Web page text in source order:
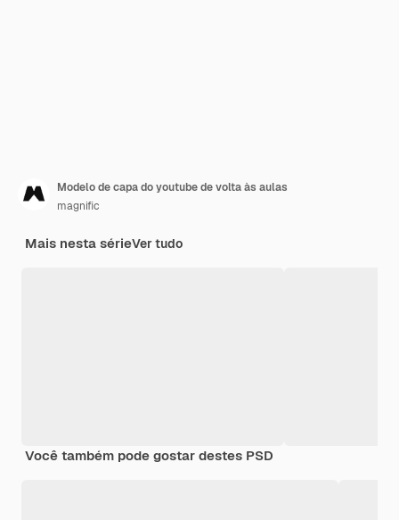
Modelo de capa do youtube de volta às aulas
magnific
Mais nesta sérieVer tudo
Você também pode gostar destes PSD